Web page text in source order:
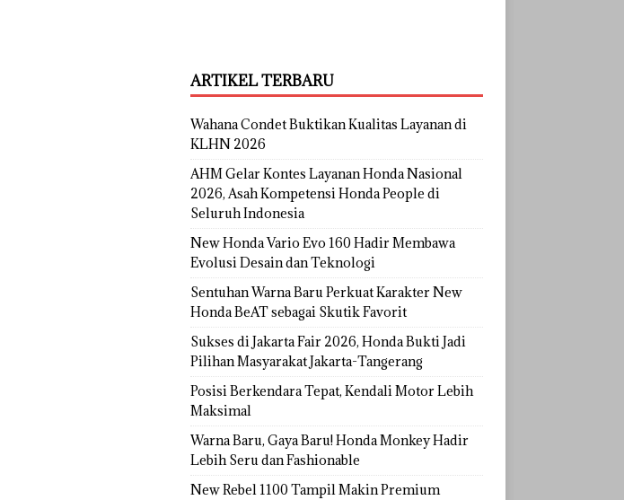
ARTIKEL TERBARU
Wahana Condet Buktikan Kualitas Layanan di
KLHN 2026
AHM Gelar Kontes Layanan Honda Nasional
2026, Asah Kompetensi Honda People di
Seluruh Indonesia
New Honda Vario Evo 160 Hadir Membawa
Evolusi Desain dan Teknologi
Sentuhan Warna Baru Perkuat Karakter New
Honda BeAT sebagai Skutik Favorit
Sukses di Jakarta Fair 2026, Honda Bukti Jadi
Pilihan Masyarakat Jakarta-Tangerang
Posisi Berkendara Tepat, Kendali Motor Lebih
Maksimal
Warna Baru, Gaya Baru! Honda Monkey Hadir
Lebih Seru dan Fashionable
New Rebel 1100 Tampil Makin Premium